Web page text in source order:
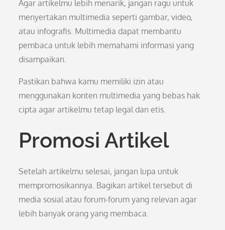
Agar artikelmu lebih menarik, jangan ragu untuk
menyertakan multimedia seperti gambar, video,
atau infografis. Multimedia dapat membantu
pembaca untuk lebih memahami informasi yang
disampaikan.
Pastikan bahwa kamu memiliki izin atau
menggunakan konten multimedia yang bebas hak
cipta agar artikelmu tetap legal dan etis.
Promosi Artikel
Setelah artikelmu selesai, jangan lupa untuk
mempromosikannya. Bagikan artikel tersebut di
media sosial atau forum-forum yang relevan agar
lebih banyak orang yang membaca.